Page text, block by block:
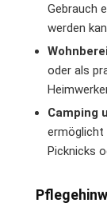
Gebrauch
werden
oder als
Camping
ermöglicht
Picknicks